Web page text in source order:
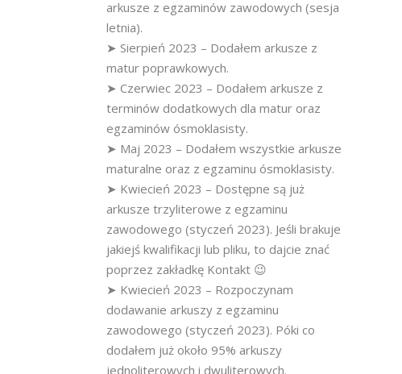
arkusze z egzaminów zawodowych (sesja
letnia).
➤ Sierpień 2023 – Dodałem arkusze z
matur poprawkowych.
➤ Czerwiec 2023 – Dodałem arkusze z
terminów dodatkowych dla matur oraz
egzaminów ósmoklasisty.
➤ Maj 2023 – Dodałem wszystkie arkusze
maturalne oraz z egzaminu ósmoklasisty.
➤ Kwiecień 2023 – Dostępne są już
arkusze trzyliterowe z egzaminu
zawodowego (styczeń 2023). Jeśli brakuje
jakiejś kwalifikacji lub pliku, to dajcie znać
poprzez zakładkę Kontakt 😉
➤ Kwiecień 2023 – Rozpoczynam
dodawanie arkuszy z egzaminu
zawodowego (styczeń 2023). Póki co
dodałem już około 95% arkuszy
jednoliterowych i dwuliterowych.